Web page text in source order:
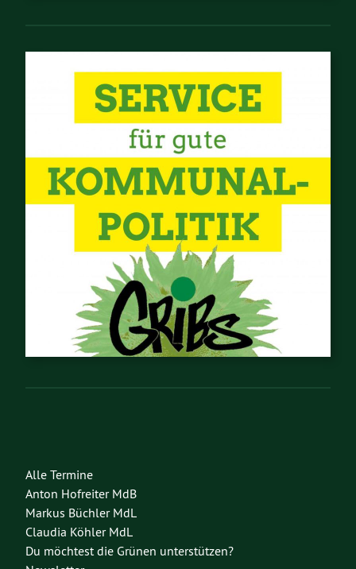
Alle Termine
Anton Hofreiter MdB
Markus Büchler MdL
Claudia Köhler MdL
Du möchtest die Grünen unterstützen?